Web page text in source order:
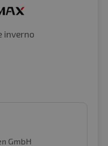
inverno
GmbH